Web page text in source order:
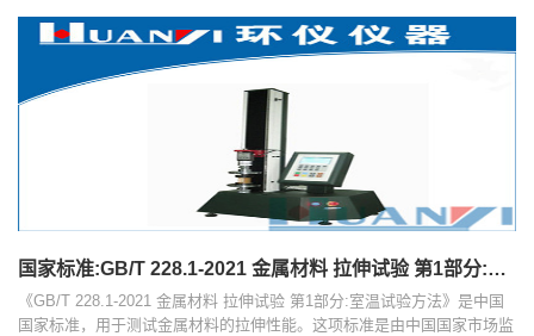
国家标准:GB/T 228.1-2021 金属材料 拉伸试验 第1部分:室温试验方法
《GB/T 228.1-2021 金属材料 拉伸试验 第1部分:室温试验方法》是中国
国家标准，用于测试金属材料的拉伸性能。这项标准是由中国国家市场监